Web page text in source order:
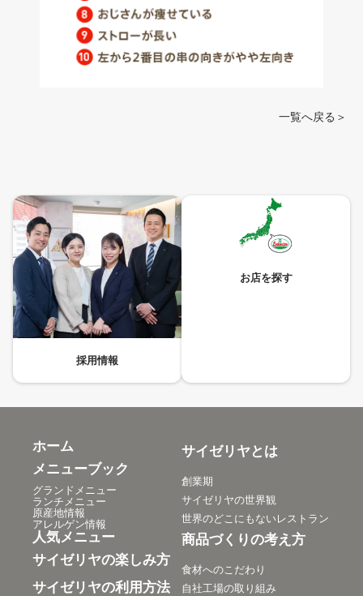
一覧へ戻る＞
採用情報
お店を探す
ホーム
メニューブック
グランドメニュー
ランチメニュー
原産地情報
アレルゲン情報
人気メニュー
サイゼリヤの楽しみ方
サイゼリヤの利用方法
サイゼリヤとは
創業期
サイゼリヤの世界観
世界のどこにもないレストラン
商品づくりの考え方
食材へのこだわり
自社工場の取り組み